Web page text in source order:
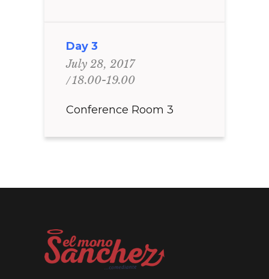
Day 3
July 28, 2017
18.00-19.00
Conference Room 3